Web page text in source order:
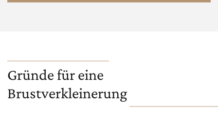
Gründe für eine
Brustverkleinerung